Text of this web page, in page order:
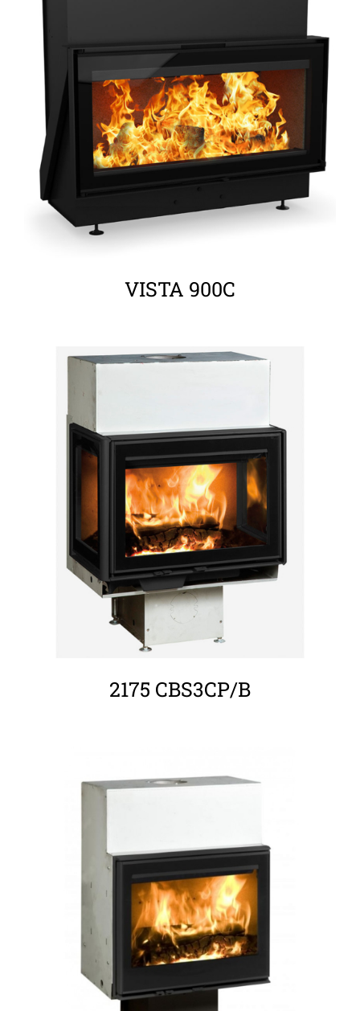
ΛΕΠΤΟΜΈΡΕΙΕΣ
VISTA 900C
ΛΕΠΤΟΜΈΡΕΙΕΣ
2175 CBS3CP/B
ΛΕΠΤΟΜΈΡΕΙΕΣ